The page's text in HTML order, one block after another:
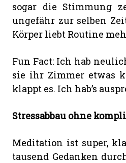
sogar die Stimmung
ungefähr zur selben
Körper liebt Routine
Fun Fact: Ich hab
sie ihr Zimmer etwas
klappt es. Ich hab’s
Stressabbau ohne
Meditation ist super,
tausend Gedanken